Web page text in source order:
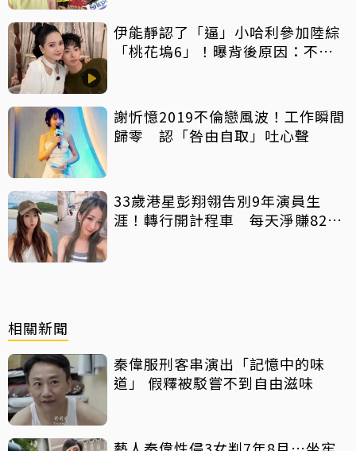
伊能靜認了「逼」小哈利參加陸綜
「桃花塢6」！曝背後原因：不希
謝忻憶2019不倫戀風波！工作瞬間
歸零 認「咎由自取」吐心聲
33歲港星彭翔翎告別9年演員生
涯！轉行開計程車 每天淨賺8200
相關新聞
秦偉服刑客串演出「記憶中的味
道」 假釋被駁嘗不到自由滋味